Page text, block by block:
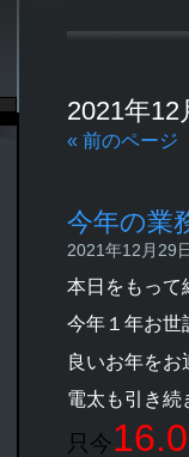
2021年
« 前のページ
今年の業
2021年12月29
本日をもって
今年１年お世
良いお年をお
電太も引き続
只今